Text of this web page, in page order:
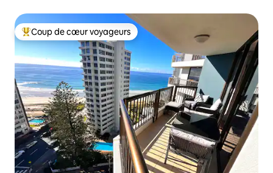
Coup de cœur voyageurs parmi les plus aimés
Coup de cœur voyageurs